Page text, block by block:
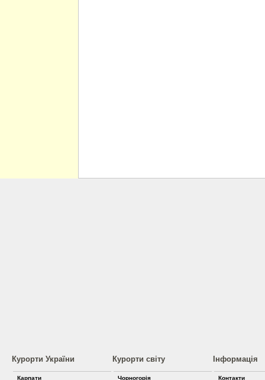
Курорти України
Карпати
Курорти світу
Чорногорія
Інформація
Контакти